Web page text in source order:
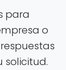
para
o
solicitud.